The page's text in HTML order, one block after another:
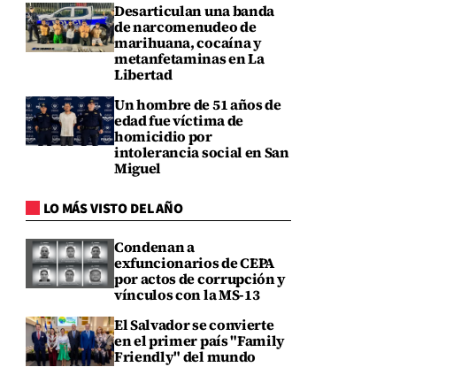
Desarticulan una banda
de narcomenudeo de
marihuana, cocaína y
metanfetaminas en La
Libertad
Un hombre de 51 años de
edad fue víctima de
homicidio por
intolerancia social en San
Miguel
LO MÁS VISTO DEL AÑO
Condenan a
exfuncionarios de CEPA
por actos de corrupción y
vínculos con la MS-13
El Salvador se convierte
en el primer país "Family
Friendly" del mundo